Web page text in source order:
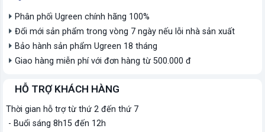
Phân phối Ugreen chính hãng 100%
Đổi mới sản phẩm trong vòng 7 ngày nếu lỗi nhà sản xuất
Bảo hành sản phẩm Ugreen 18 tháng
Giao hàng miễn phí với đơn hàng từ 500.000 đ
HỖ TRỢ KHÁCH HÀNG
Thời gian hỗ trợ từ thứ 2 đến thứ 7
- Buổi sáng 8h15 đến 12h